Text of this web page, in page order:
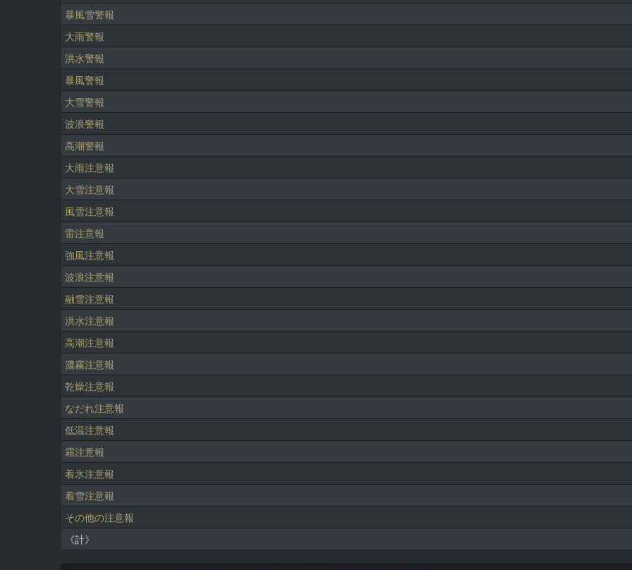
暴風雪警報
大雨警報
洪水警報
暴風警報
大雪警報
波浪警報
高潮警報
大雨注意報
大雪注意報
風雪注意報
雷注意報
強風注意報
波浪注意報
融雪注意報
洪水注意報
高潮注意報
濃霧注意報
乾燥注意報
なだれ注意報
低温注意報
霜注意報
着氷注意報
着雪注意報
その他の注意報
《計》